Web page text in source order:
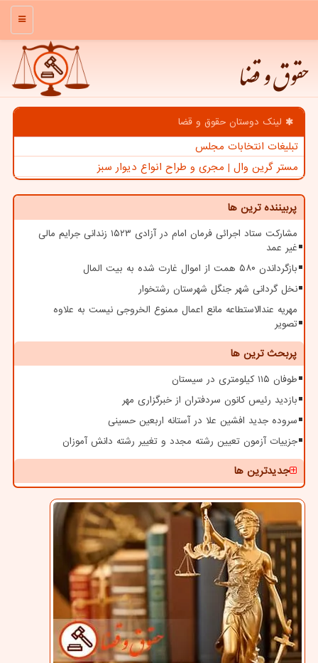
منو
حقوق و قضا
لینک دوستان حقوق و قضا
تبلیغات انتخابات مجلس
مستر گرین وال | مجری و طراح انواع دیوار سبز
پربیننده ترین ها
مشارکت ستاد اجرائی فرمان امام در آزادی ۱۵۲۳ زندانی جرایم مالی
غیر عمد
بازگرداندن ۵۸۰ همت از اموال غارت شده به بیت المال
نخل گردانی شهر جنگل شهرستان رشتخوار
مهریه عندالاستطاعه مانع اعمال ممنوع الخروجی نیست به علاوه
تصویر
پربحث ترین ها
طوفان ۱۱۵ کیلومتری در سیستان
بازدید رئیس کانون سردفتران از خبرگزاری مهر
سروده جدید افشین علا در آستانه اربعین حسینی
جزییات آزمون تعیین رشته مجدد و تغییر رشته دانش آموزان
جدیدترین ها